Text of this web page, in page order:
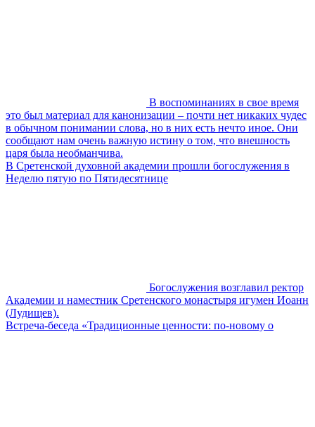
В воспоминаниях в свое время
это был материал для канонизации – почти нет никаких чудес
в обычном понимании слова, но в них есть нечто иное. Они
сообщают нам очень важную истину о том, что внешность
царя была необманчива.
В Сретенской духовной академии прошли богослужения в
Неделю пятую по Пятидесятнице
Богослужения возглавил ректор
Академии и наместник Сретенского монастыря игумен Иоанн
(Лудищев).
Встреча-беседа «Традиционные ценности: по-новому о